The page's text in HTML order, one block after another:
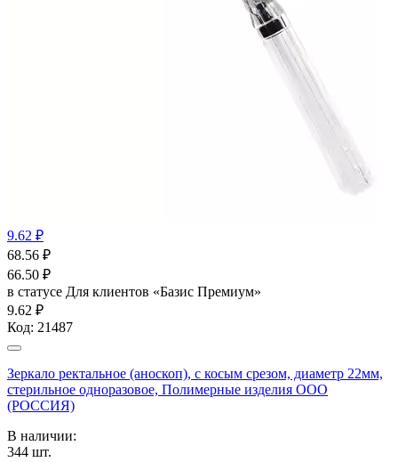
9.62 ₽
68.56 ₽
66.50 ₽
в статусе Для клиентов «Базис Премиум»
9.62 ₽
Код: 21487
Зеркало ректальное (аноскоп), с косым срезом, диаметр 22мм,
стерильное одноразовое, Полимерные изделия OOO
(РОССИЯ)
В наличии:
344 шт.